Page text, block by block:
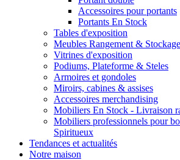
Accessoires pour portants
Portants En Stock
Tables d'exposition
Meubles Rangement & Stockage
Vitrines d'exposition
Podiums, Plateforme & Steles
Armoires et gondoles
Miroirs, cabines & assises
Accessoires merchandising
Mobiliers En Stock - Livraison
Mobiliers professionnels pour
Spiritueux
Tendances et actualités
Notre maison